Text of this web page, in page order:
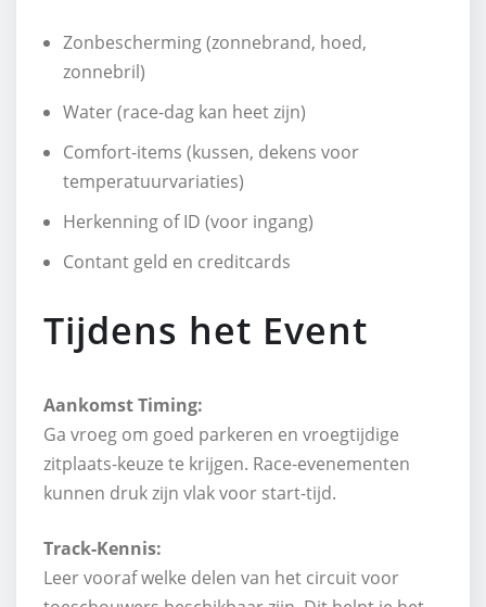
Zonbescherming (zonnebrand, hoed,
zonnebril)
Water (race-dag kan heet zijn)
Comfort-items (kussen, dekens voor
temperatuurvariaties)
Herkenning of ID (voor ingang)
Contant geld en creditcards
Tijdens het Event
Aankomst Timing:
Ga vroeg om goed parkeren en vroegtijdige
zitplaats-keuze te krijgen. Race-evenementen
kunnen druk zijn vlak voor start-tijd.
Track-Kennis:
Leer vooraf welke delen van het circuit voor